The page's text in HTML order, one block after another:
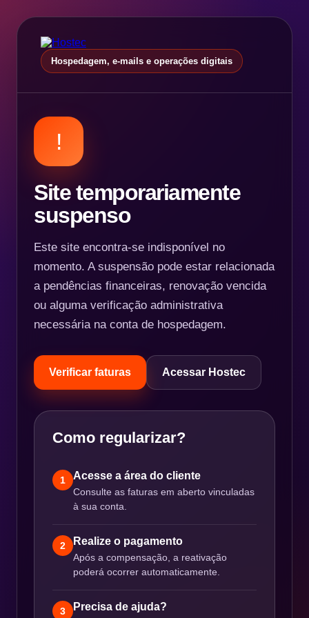
Hospedagem, e-mails e operações digitais
!
Site temporariamente
suspenso
Este site encontra-se indisponível no
momento. A suspensão pode estar relacionada
a pendências financeiras, renovação vencida
ou alguma verificação administrativa
necessária na conta de hospedagem.
Verificar faturas Acessar Hostec
Como regularizar?
1 Acesse a área do cliente
Consulte as faturas em aberto vinculadas
à sua conta.
2 Realize o pagamento
Após a compensação, a reativação
poderá ocorrer automaticamente.
3 Precisa de ajuda?